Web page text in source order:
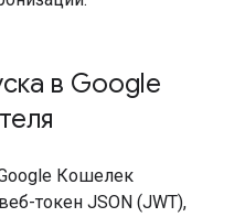
в Google
Кошелек
токен JSON (JWT),